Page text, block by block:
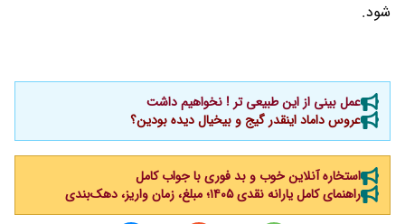
شود.
عمل بینی از این طبیعی تر ! نخواهیم داشت
عروس داماد اینقدر گیج و بیخیال دیده بودین؟
استخاره آنلاین خوب و بد فوری با جواب کامل
راهنمای کامل یارانه نقدی ۱۴۰۵؛ مبلغ، زمان واریز، دهک‌بندی